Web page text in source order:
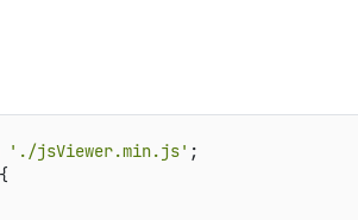
'./jsViewer.min.js'